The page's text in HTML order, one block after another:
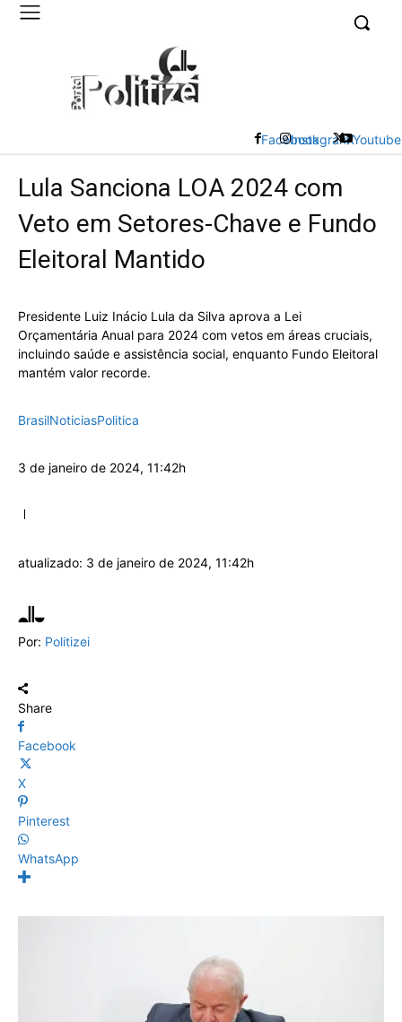
FacebookInstagramXYoutube
Lula Sanciona LOA 2024 com
Veto em Setores-Chave e Fundo
Eleitoral Mantido
Presidente Luiz Inácio Lula da Silva aprova a Lei
Orçamentária Anual para 2024 com vetos em áreas cruciais,
incluindo saúde e assistência social, enquanto Fundo Eleitoral
mantém valor recorde.
BrasilNoticiasPolitica
3 de janeiro de 2024, 11:42h
atualizado: 3 de janeiro de 2024, 11:42h
Por: Politizei
Share
Facebook
X
Pinterest
WhatsApp